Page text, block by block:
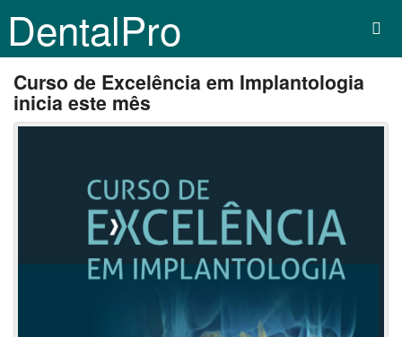
DentalPro
Curso de Excelência em Implantologia
inicia este mês